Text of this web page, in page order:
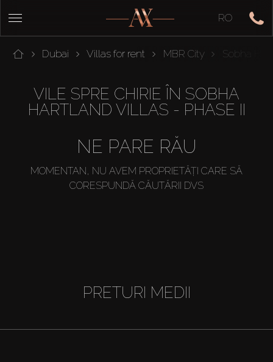
RO
Dubai Villas for rent MBR City Sobha
VILE SPRE CHIRIE ÎN SOBHA
HARTLAND VILLAS - PHASE II
NE PARE RĂU
MOMENTAN, NU AVEM PROPRIETĂȚI CARE SĂ
CORESPUNDĂ CĂUTĂRII DVS
PRETURI MEDII